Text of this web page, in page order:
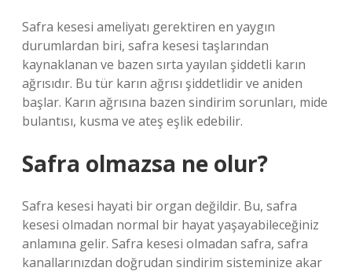
Safra kesesi ameliyatı gerektiren en yaygın
durumlardan biri, safra kesesi taşlarından
kaynaklanan ve bazen sırta yayılan şiddetli karın
ağrısıdır. Bu tür karın ağrısı şiddetlidir ve aniden
başlar. Karın ağrısına bazen sindirim sorunları, mide
bulantısı, kusma ve ateş eşlik edebilir.
Safra olmazsa ne olur?
Safra kesesi hayati bir organ değildir. Bu, safra
kesesi olmadan normal bir hayat yaşayabileceğiniz
anlamına gelir. Safra kesesi olmadan safra, safra
kanallarınızdan doğrudan sindirim sisteminize akar